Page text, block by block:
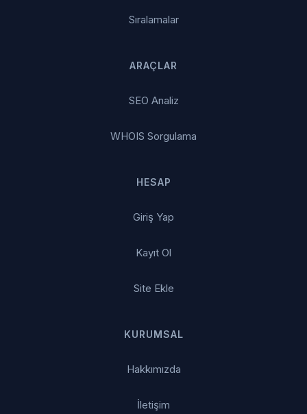
Sıralamalar
ARAÇLAR
SEO Analiz
WHOIS Sorgulama
HESAP
Giriş Yap
Kayıt Ol
Site Ekle
KURUMSAL
Hakkımızda
İletişim